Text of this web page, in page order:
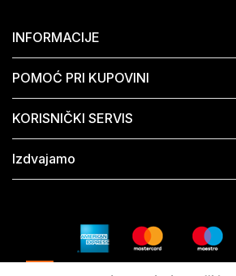
INFORMACIJE
POMOĆ PRI KUPOVINI
KORISNIČKI SERVIS
Izdvajamo